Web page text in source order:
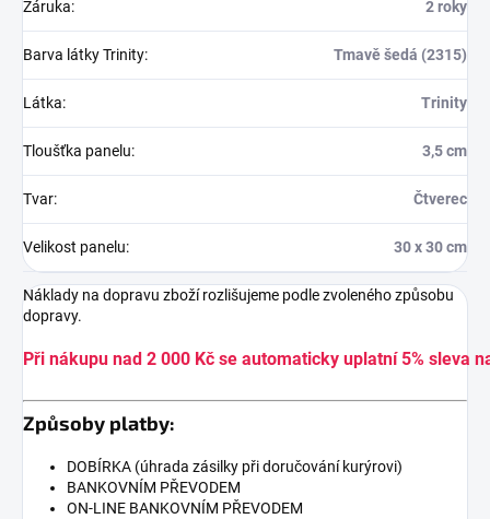
Záruka: 2 roky
Barva látky Trinity: Tmavě šedá (2315)
Látka: Trinity
Tloušťka panelu: 3,5 cm
Tvar: Čtverec
Velikost panelu: 30 x 30 cm
Náklady na dopravu zboží rozlišujeme podle zvoleného způsobu
dopravy.
Při nákupu nad 2 000 Kč se automaticky uplatní 5% sleva
Způsoby platby:
DOBÍRKA (úhrada zásilky při doručování kurýrovi)
BANKOVNÍM PŘEVODEM
ON-LINE BANKOVNÍM PŘEVODEM